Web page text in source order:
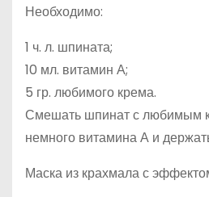
Необходимо:
1 ч. л. шпината;
10 мл. витамин А;
5 гр. любимого крема.
Смешать шпинат с любимым
немного витамина А и
Маска из крахмала с